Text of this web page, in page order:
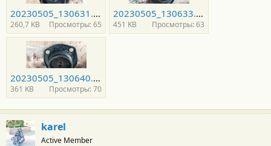
20230505_130631.jpg
260,7 KB Просмотры: 65
20230505_130633.jpg
451 KB Просмотры: 63
20230505_130640.jpg
361 KB Просмотры: 70
karel
Active Member